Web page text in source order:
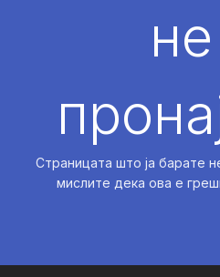
Страницата што ја барате
мислите дека ова е